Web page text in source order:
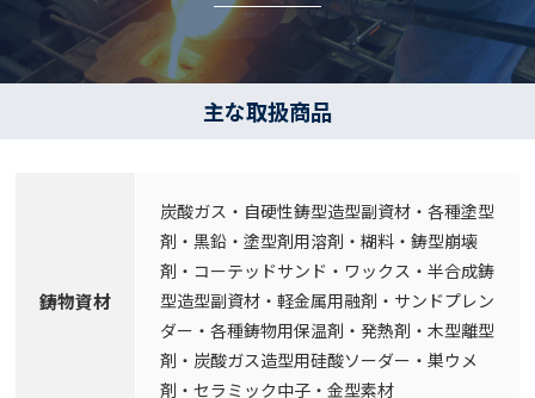
主な取扱商品
鋳物資材
炭酸ガス・自硬性鋳型造型副資材・各種塗型
剤・黒鉛・塗型剤用溶剤・糊料・鋳型崩壊
剤・コーテッドサンド・ワックス・半合成鋳
型造型副資材・軽金属用融剤・サンドプレン
ダー・各種鋳物用保温剤・発熱剤・木型離型
剤・炭酸ガス造型用硅酸ソーダー・巣ウメ
剤・セラミック中子・金型素材